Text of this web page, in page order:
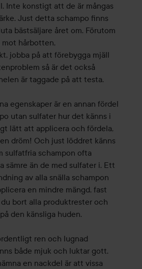
Inte konstigt att de är mångas
Just detta schampo finns
bästsäljare året om. Förutom
mot hårbotten,
jobba på att förebygga mjäll
så är det också
är taggade på att testa.
egenskaper är en annan fördel
utan sulfater hur det känns i
lätt att applicera och fördela,
dröm! Och just löddret känns
sulfatfria schampon ofta
sämre än de med sulfater i. Ett
av alla snälla schampon
en mindre mängd, fast
du bort alla produktrester och
den känsliga huden.
ren och lugnad
både mjuk och luktar gott.
en nackdel är att vissa